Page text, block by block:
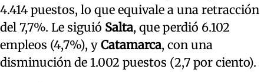
4.414 puestos, lo que equivale a una retracción
del 7,7%. Le siguió Salta, que perdió 6.102
empleos (4,7%), y Catamarca, con una
disminución de 1.002 puestos (2,7 por ciento).